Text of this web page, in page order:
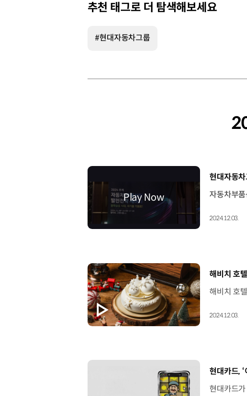
추천 태그로 더 탐색해보세요
#현대자동차그룹
[동영상]
현대자동
2024.12.03.
[동영상]
해비치 호
2024.12.03.
[동영상]
현대카드,